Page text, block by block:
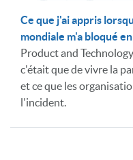
Ce que j'ai appris
mondiale m'a bloqué
Product and
c'était que de vivre la
et ce que les
l'incident.